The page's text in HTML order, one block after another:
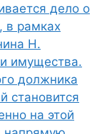
дело о
в рамках
Н.
имущества.
должника
становится
на этой